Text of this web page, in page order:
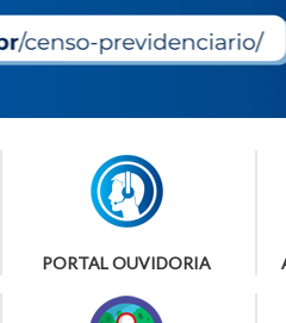
PORTAL OUVIDORIA